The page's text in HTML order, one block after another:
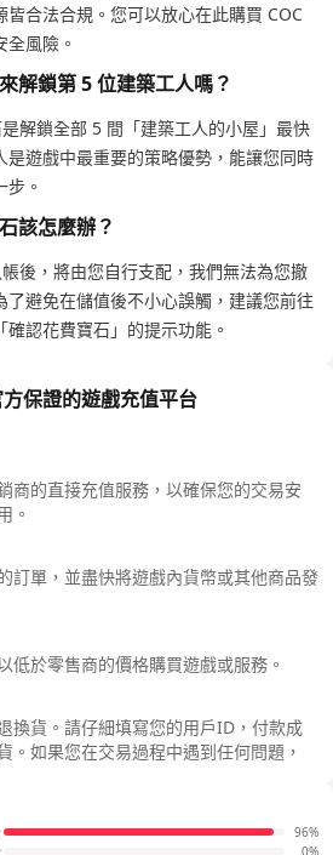
合法合規。您可以放心在此購買 COC
風險。
解鎖第 5 位建築工人嗎？
解鎖全部 5 間「建築工人的小屋」最快
是遊戲中最重要的策略優勢，能讓您同時
。
該怎麼辦？
後，將由您自行支配，我們無法為您撤
避免在儲值後不小心誤觸，建議您前往
認花費寶石」的提示功能。
保證的遊戲充值平台
商的直接充值服務，以確保您的交易安
。
訂單，並盡快將遊戲內貨幣或其他商品發
低於零售商的價格購買遊戲或服務。
換貨。請仔細填寫您的用戶ID，付款成
。如果您在交易過程中遇到任何問題，
96%
0%